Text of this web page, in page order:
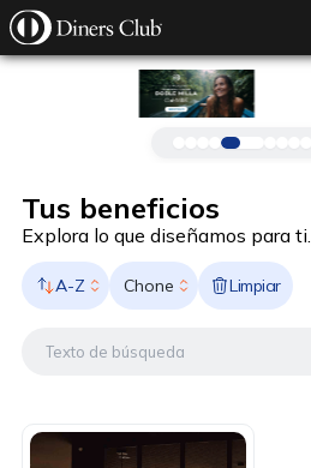
Pasar al contenido principal
Tus beneficios
Explora lo que diseñamos para ti.
A-Z Chone Limpiar